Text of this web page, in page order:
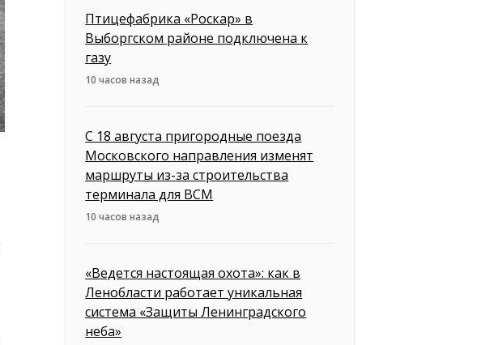
Птицефабрика «Роскар» в
Выборгском районе подключена к
газу
10 часов назад
С 18 августа пригородные поезда
Московского направления изменят
маршруты из-за строительства
терминала для ВСМ
10 часов назад
«Ведется настоящая охота»: как в
Ленобласти работает уникальная
система «Защиты Ленинградского
неба»